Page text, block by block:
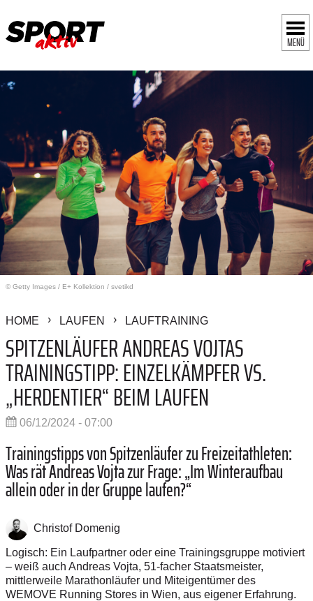
MENÜ
© Getty Images / E+ Kollektion / svetikd
HOME LAUFEN LAUFTRAINING
SPITZENLÄUFER ANDREAS ­VOJTAS
TRAININGSTIPP: EINZELKÄMPFER ­VS.
„HERDENTIER“ BEIM LAUFEN
06/12/2024 - 07:00
Trainingstipps von Spitzenläufer zu Freizeitathleten:
Was rät Andreas Vojta zur Frage: „Im Winteraufbau
allein oder in der Gruppe laufen?“
Christof Domenig
Logisch: Ein Laufpartner oder eine Trainingsgruppe motiviert
– weiß auch Andreas Vojta, 51-facher Staatsmeister,
mittlerweile Marathonläufer und Miteigentümer des
WEMOVE Running Stores in Wien, aus eigener Erfahrung.